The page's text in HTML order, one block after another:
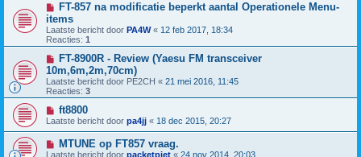
FT-857 na modificatie beperkt aantal Operationele Menu-
items
Laatste bericht door PA4W« 12 feb 2017, 18:34
Reacties: 1
FT-8900R - Review (Yaesu FM transceiver
10m,6m,2m,70cm)
Laatste bericht door PE2CH « 21 mei 2016, 11:45
Reacties: 3
ft8800
Laatste bericht door pa4jj « 18 dec 2015, 20:27
MTUNE op FT857 vraag.
Laatste bericht door packetpiet « 24 nov 2014, 20:03